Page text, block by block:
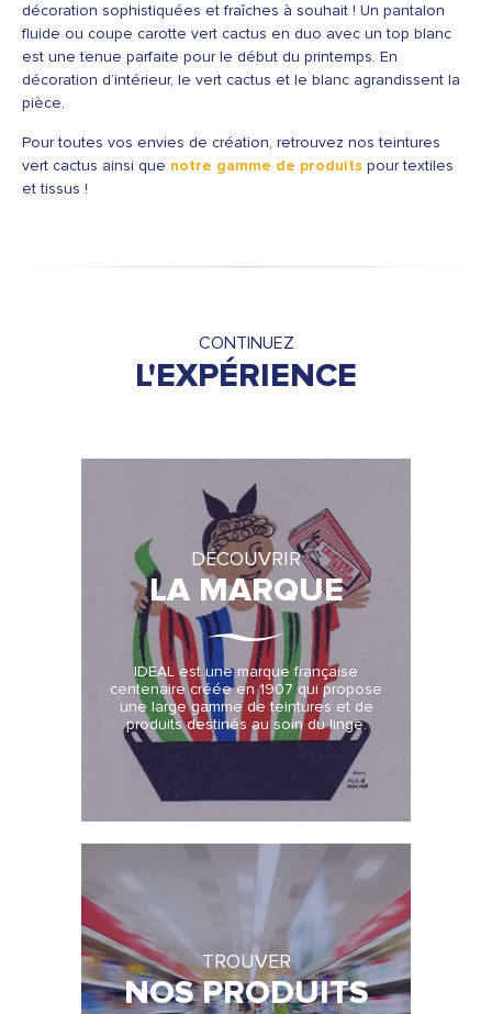
décoration sophistiquées et fraîches à souhait ! Un pantalon
fluide ou coupe carotte vert cactus en duo avec un top blanc
est une tenue parfaite pour le début du printemps. En
décoration d’intérieur, le vert cactus et le blanc agrandissent la
pièce.
Pour toutes vos envies de création, retrouvez nos teintures
vert cactus ainsi que notre gamme de produits pour textiles
et tissus !
CONTINUEZ
L'EXPÉRIENCE
DÉCOUVRIR
LA MARQUE
IDEAL est une marque française
centenaire créée en 1907 qui propose
une large gamme de teintures et de
produits destinés au soin du linge.
TROUVER
NOS PRODUITS